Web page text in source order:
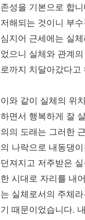
존성을 기본으로 합
저해되는 것이니 부
심지어 근세에는 실
었으니 실체와 관계
로까지 치달아갔다고
이와 같이 실체의 위
하면서 행복하게 잘
의의 도래는 그러한
의 나락으로 내동댕
던져지고 저주받은
한 시대로 자리를 내
는 실체로서의 주체
기 때문이었습니다.